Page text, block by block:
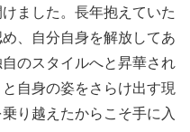
ました。長年抱えていた
、自分自身を解放してあ
のスタイルへと昇華され
自身の姿をさらけ出す現
り越えたからこそ手に入